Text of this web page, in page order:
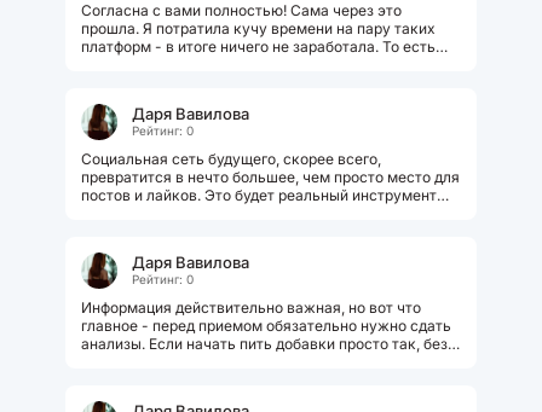
Согласна с вами полностью! Сама через это
прошла. Я потратила кучу времени на пару таких
платформ - в итоге ничего не заработала. То есть
Даря Вавилова
Рейтинг: 0
Социальная сеть будущего, скорее всего,
превратится в нечто большее, чем просто место для
постов и лайков. Это будет реальный инструмент
Даря Вавилова
Рейтинг: 0
Информация действительно важная, но вот что
главное - перед приемом обязательно нужно сдать
анализы. Если начать пить добавки просто так, без